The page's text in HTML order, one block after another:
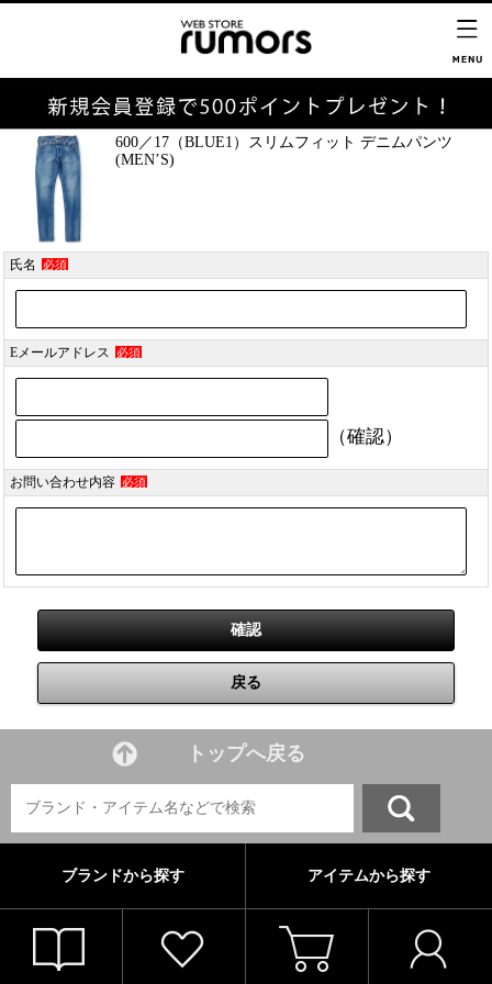
600／17（BLUE1）スリムフィット デニムパンツ
(MEN’S)
氏名 必須
Eメールアドレス 必須
（確認）
お問い合わせ内容 必須
トップへ戻る
ブランドから探す アイテムから探す